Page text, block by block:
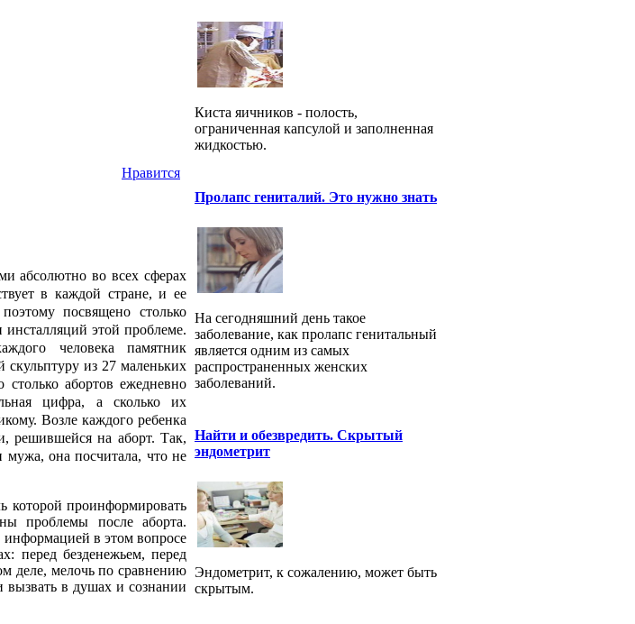
Нравится
абсолютно во всех сферах
в каждой стране, и ее
посвящено столько
этой проблеме.
человека памятник
из 27 маленьких
абортов ежедневно
цифра, а сколько их
Возле каждого ребенка
решившейся на аборт. Так,
она посчитала, что не
которой проинформировать
проблемы после аборта.
информацией в этом вопросе
перед безденежьем, перед
деле, мелочь по сравнению
вызвать в душах и сознании
Киста яичников - полость,
ограниченная капсулой и заполненная
жидкостью.
Пролапс гениталий. Это нужно знать
На сегодняшний день такое
заболевание, как пролапс генитальный
является одним из самых
распространенных женских
заболеваний.
Найти и обезвредить. Скрытый
эндометрит
Эндометрит, к сожалению, может быть
скрытым.